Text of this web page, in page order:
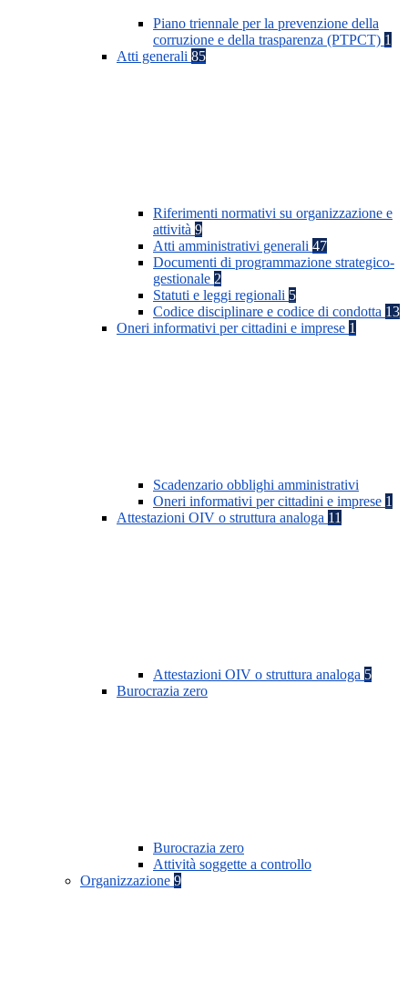
Piano triennale per la prevenzione della
corruzione e della trasparenza (PTPCT) 1
Atti generali 85
Riferimenti normativi su organizzazione e
attività 9
Atti amministrativi generali 47
Documenti di programmazione strategico-
gestionale 2
Statuti e leggi regionali 5
Codice disciplinare e codice di condotta 13
Oneri informativi per cittadini e imprese 1
Scadenzario obblighi amministrativi
Oneri informativi per cittadini e imprese 1
Attestazioni OIV o struttura analoga 11
Attestazioni OIV o struttura analoga 5
Burocrazia zero
Burocrazia zero
Attività soggette a controllo
Organizzazione 9